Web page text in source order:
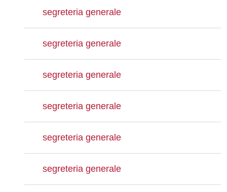
segreteria generale
segreteria generale
segreteria generale
segreteria generale
segreteria generale
segreteria generale